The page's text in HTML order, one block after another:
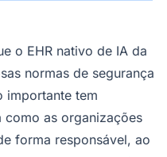
o EHR nativo de IA da
tem
as organizações
forma responsável, ao
entre os prestadores